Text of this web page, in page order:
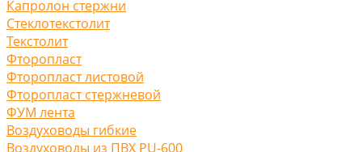
Капролон стержни
Стеклотекстолит
Текстолит
Фторопласт
Фторопласт листовой
Фторопласт стержневой
ФУМ лента
Воздуховоды гибкие
Воздуховоды из ПВХ PU-600